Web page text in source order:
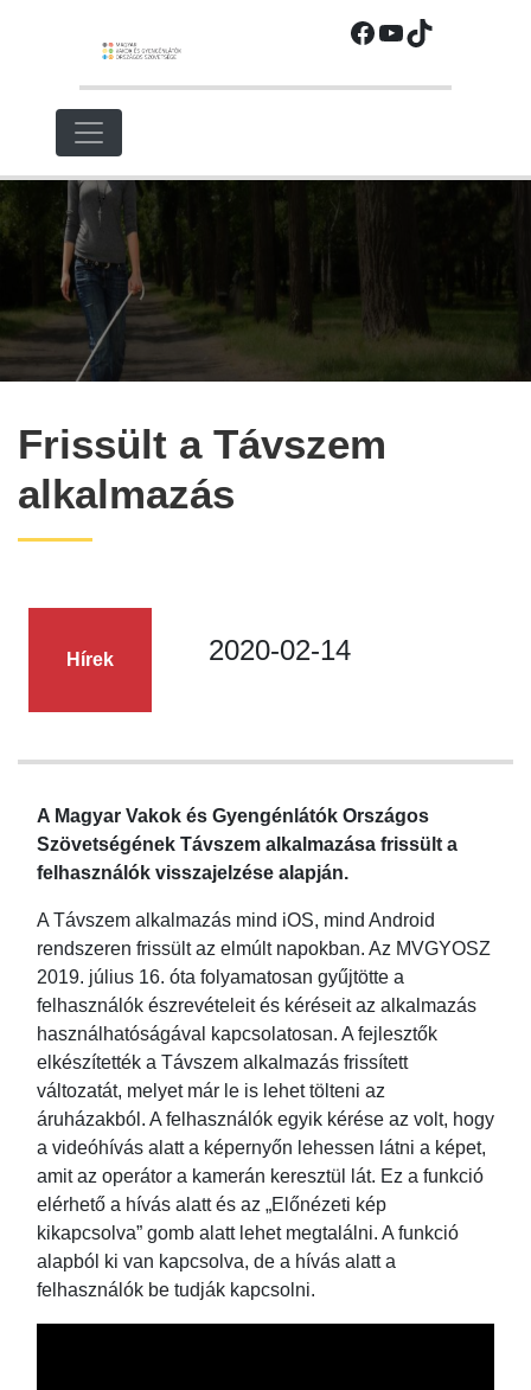
Facebook
YouTube
TikTok
Frissült a Távszem
alkalmazás
Hírek 2020-02-14
A Magyar Vakok és Gyengénlátók Országos
Szövetségének Távszem alkalmazása frissült a
felhasználók visszajelzése alapján.
A Távszem alkalmazás mind iOS, mind Android
rendszeren frissült az elmúlt napokban. Az MVGYOSZ
2019. július 16. óta folyamatosan gyűjtötte a
felhasználók észrevételeit és kéréseit az alkalmazás
használhatóságával kapcsolatosan. A fejlesztők
elkészítették a Távszem alkalmazás frissített
változatát, melyet már le is lehet tölteni az
áruházakból. A felhasználók egyik kérése az volt, hogy
a videóhívás alatt a képernyőn lehessen látni a képet,
amit az operátor a kamerán keresztül lát. Ez a funkció
elérhető a hívás alatt és az „Előnézeti kép
kikapcsolva” gomb alatt lehet megtalálni. A funkció
alapból ki van kapcsolva, de a hívás alatt a
felhasználók be tudják kapcsolni.